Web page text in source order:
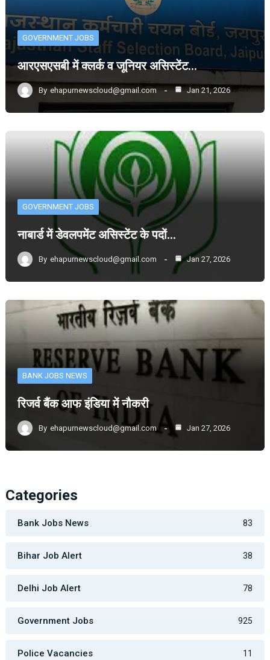
GOVERNMENT JOBS
आरएसएसबी में क्लर्क व जूनियर असिस्टेंट…
By ehapurnewscloud@gmail.com Jan 21, 2026
GOVERNMENT JOBS
नाबार्ड में डेवलपमेंट असिस्टेंट के पदों…
By ehapurnewscloud@gmail.com Jan 27, 2026
BANK JOBS NEWS
रिजर्व बैंक आफ इंडिया में नौकरी
By ehapurnewscloud@gmail.com Jan 27, 2026
Categories
Bank Jobs News 83
Bihar Job Alert 38
Delhi Job Alert 78
Government Jobs 925
Police Vacancies 11